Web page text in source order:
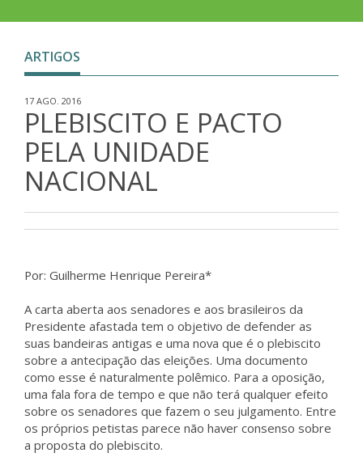
ARTIGOS
17 AGO. 2016
PLEBISCITO E PACTO
PELA UNIDADE
NACIONAL
Por: Guilherme Henrique Pereira*
A carta aberta aos senadores e aos brasileiros da
Presidente afastada tem o objetivo de defender as
suas bandeiras antigas e uma nova que é o plebiscito
sobre a antecipação das eleições. Uma documento
como esse é naturalmente polêmico. Para a oposição,
uma fala fora de tempo e que não terá qualquer efeito
sobre os senadores que fazem o seu julgamento. Entre
os próprios petistas parece não haver consenso sobre
a proposta do plebiscito.